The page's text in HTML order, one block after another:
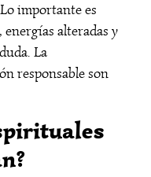
importante es
alteradas y
La
responsable son